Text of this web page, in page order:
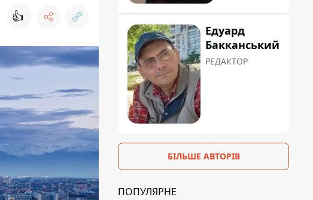
👍
Едуард
Бакканський
РЕДАКТОР
БІЛЬШЕ АВТОРІВ
ПОПУЛЯРНЕ